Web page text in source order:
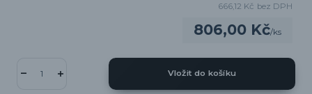
806,00 Kč/ks
666,12 Kč bez DPH
Vložit do košíku